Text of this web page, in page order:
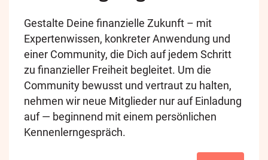
Gestalte Deine finanzielle Zukunft – mit
Expertenwissen, konkreter Anwendung und
einer Community, die Dich auf jedem Schritt
zu finanzieller Freiheit begleitet. Um die
Community bewusst und vertraut zu halten,
nehmen wir neue Mitglieder nur auf Einladung
auf — beginnend mit einem persönlichen
Kennenlerngespräch.